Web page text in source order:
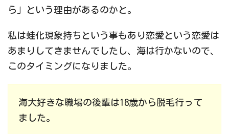
ら」という理由があるのかと。
私は蛙化現象持ちという事もあり恋愛という恋愛は
あまりしてきませんでしたし、海は行かないので、
このタイミングになりました。
海大好きな職場の後輩は18歳から脱毛行って
ました。